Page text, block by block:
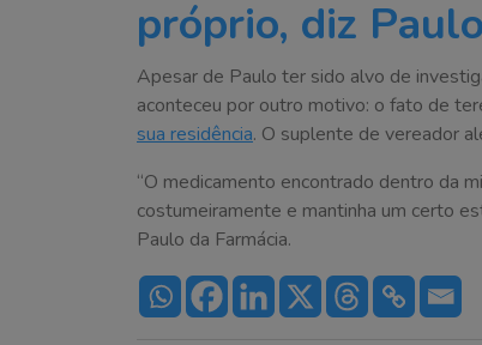
próprio, diz Paulo
Apesar de Paulo ter sido alvo de
aconteceu por outro motivo: o fato de
sua residência. O suplente de vereador
“O medicamento encontrado dentro da
costumeiramente e mantinha um certo
Paulo da Farmácia.